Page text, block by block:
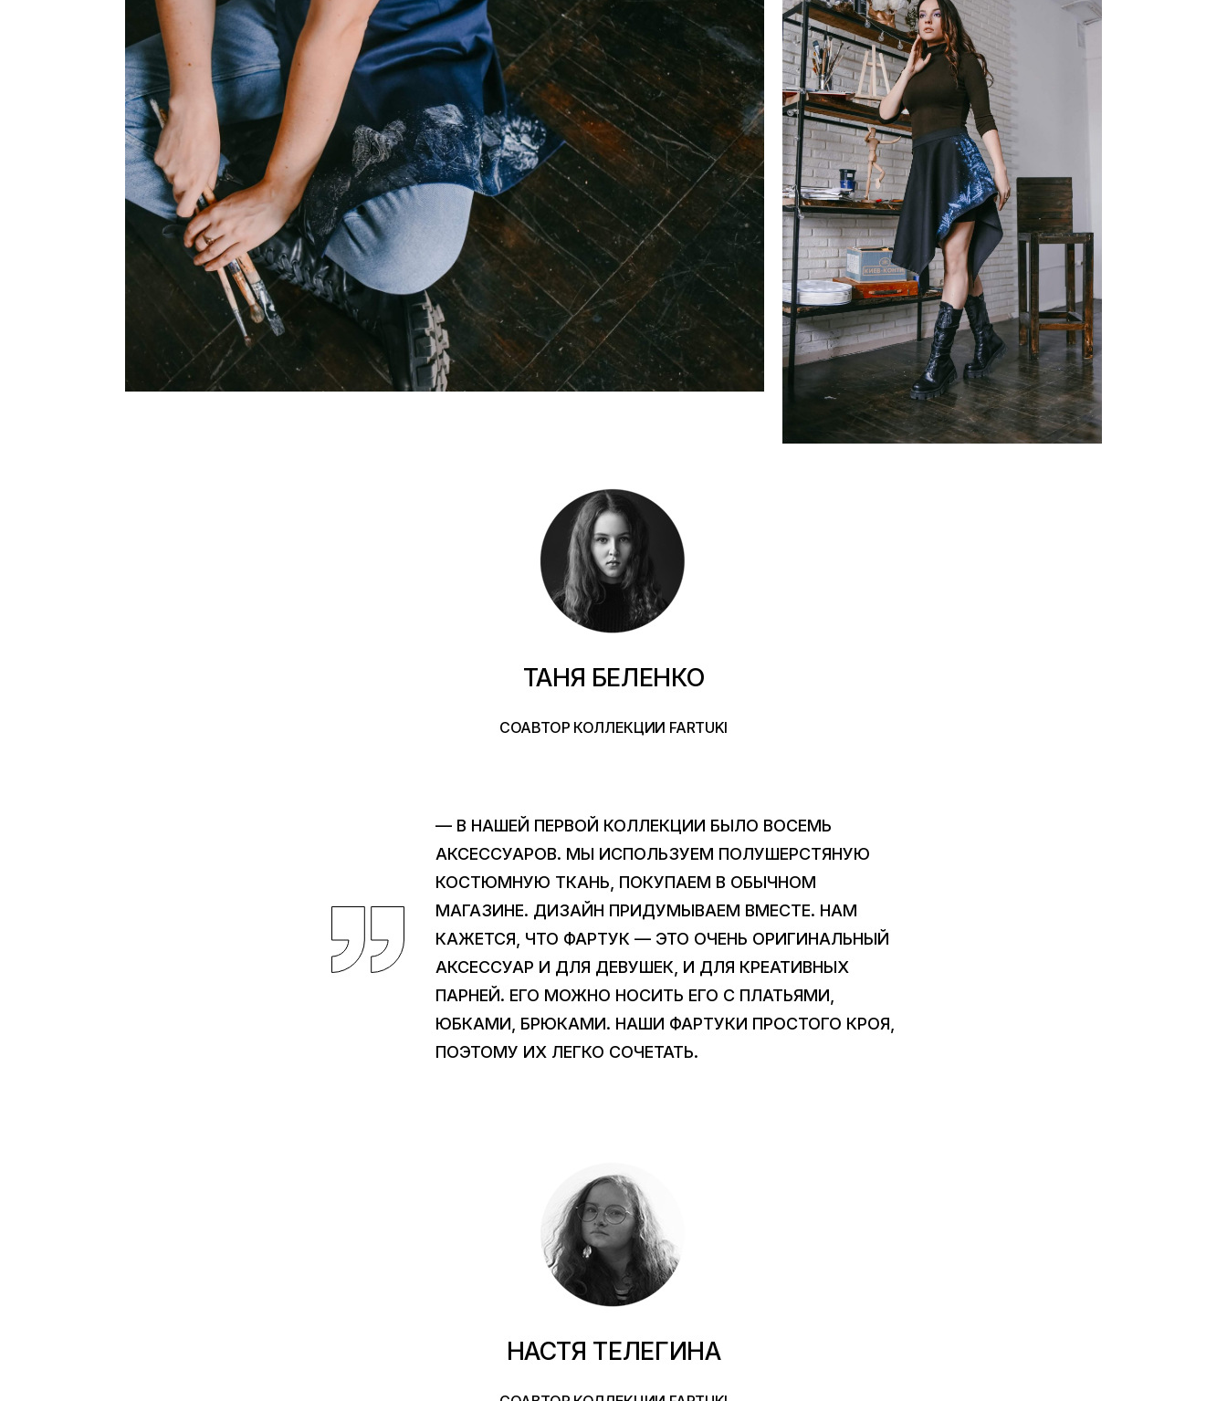
ТАНЯ БЕЛЕНКО
СОАВТОР КОЛЛЕКЦИИ FARTUKI
— В НАШЕЙ ПЕРВОЙ КОЛЛЕКЦИИ БЫЛО ВОСЕМЬ
АКСЕССУАРОВ. МЫ ИСПОЛЬЗУЕМ ПОЛУШЕРСТЯНУЮ
КОСТЮМНУЮ ТКАНЬ, ПОКУПАЕМ В ОБЫЧНОМ
МАГАЗИНЕ. ДИЗАЙН ПРИДУМЫВАЕМ ВМЕСТЕ. НАМ
КАЖЕТСЯ, ЧТО ФАРТУК — ЭТО ОЧЕНЬ ОРИГИНАЛЬНЫЙ
АКСЕССУАР И ДЛЯ ДЕВУШЕК, И ДЛЯ КРЕАТИВНЫХ
ПАРНЕЙ. ЕГО МОЖНО НОСИТЬ ЕГО С ПЛАТЬЯМИ,
ЮБКАМИ, БРЮКАМИ. НАШИ ФАРТУКИ ПРОСТОГО КРОЯ,
ПОЭТОМУ ИХ ЛЕГКО СОЧЕТАТЬ.
НАСТЯ ТЕЛЕГИНА